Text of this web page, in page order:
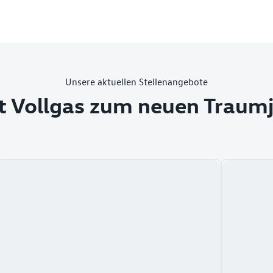
Unsere aktuellen Stellenangebote
Vollgas zum neuen